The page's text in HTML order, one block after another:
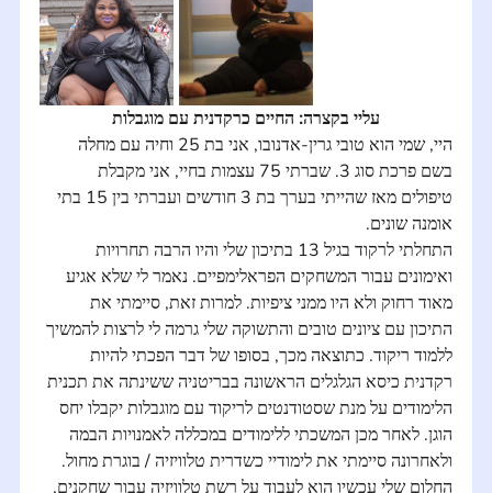
עליי בקצרה: החיים כרקדנית עם מוגבלות
היי, שמי הוא טובי גרין-אדנובו, אני בת 25 וחיה עם מחלה
בשם פרכת סוג 3. שברתי 75 עצמות בחיי, אני מקבלת
טיפולים מאז שהייתי בערך בת 3 חודשים ועברתי בין 15 בתי
אומנה שונים.
התחלתי לרקוד בגיל 13 בתיכון שלי והיו הרבה תחרויות
ואימונים עבור המשחקים הפראלימפיים. נאמר לי שלא אגיע
מאוד רחוק ולא היו ממני ציפיות. למרות זאת, סיימתי את
התיכון עם ציונים טובים והתשוקה שלי גרמה לי לרצות להמשיך
ללמוד ריקוד. כתוצאה מכך, בסופו של דבר הפכתי להיות
רקדנית כיסא הגלגלים הראשונה בבריטניה ששינתה את תכנית
הלימודים על מנת שסטודנטים לריקוד עם מוגבלות יקבלו יחס
הוגן. לאחר מכן המשכתי ללימודים במכללה לאמנויות הבמה
ולאחרונה סיימתי את לימודיי כשדרית טלוויזיה / בוגרת מחול.
החלום שלי עכשיו הוא לעבוד על רשת טלוויזיה עבור שחקנים,